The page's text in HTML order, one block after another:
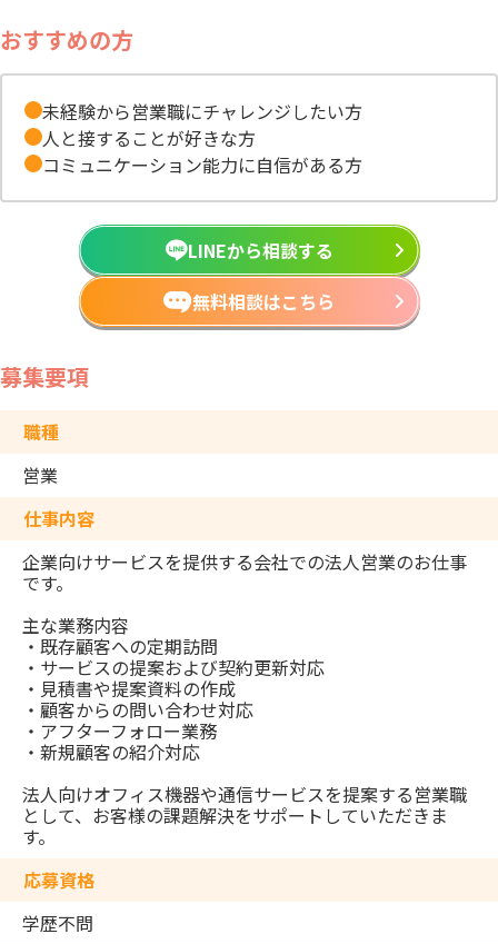
おすすめの方
未経験から営業職にチャレンジしたい方
人と接することが好きな方
コミュニケーション能力に自信がある方
LINEから相談する
無料相談はこちら
募集要項
職種
営業
仕事内容
企業向けサービスを提供する会社での法人営業のお仕事
です。
主な業務内容
・既存顧客への定期訪問
・サービスの提案および契約更新対応
・見積書や提案資料の作成
・顧客からの問い合わせ対応
・アフターフォロー業務
・新規顧客の紹介対応
法人向けオフィス機器や通信サービスを提案する営業職
として、お客様の課題解決をサポートしていただきま
す。
応募資格
学歴不問